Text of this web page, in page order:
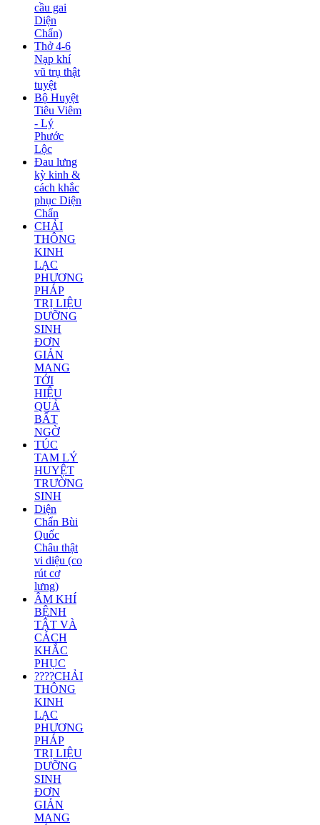
cầu gai
Diện
Chẩn)
Thở 4-6
Nạp khí
vũ trụ thật
tuyệt
Bộ Huyệt
Tiêu Viêm
- Lý
Phước
Lộc
Đau lưng
kỳ kinh &
cách khắc
phục Diện
Chẩn
CHẢI
THÔNG
KINH
LẠC
PHƯƠNG
PHÁP
TRỊ LIỆU
DƯỠNG
SINH
ĐƠN
GIẢN
MANG
TỚI
HIỆU
QUẢ
BẤT
NGỜ
TÚC
TAM LÝ
HUYỆT
TRƯỜNG
SINH
Diện
Chẩn Bùi
Quốc
Châu thật
vi diệu (co
rút cơ
lưng)
ÂM KHÍ
BỆNH
TẬT VÀ
CÁCH
KHẮC
PHỤC
????CHẢI
THÔNG
KINH
LẠC
PHƯƠNG
PHÁP
TRỊ LIỆU
DƯỠNG
SINH
ĐƠN
GIẢN
MANG